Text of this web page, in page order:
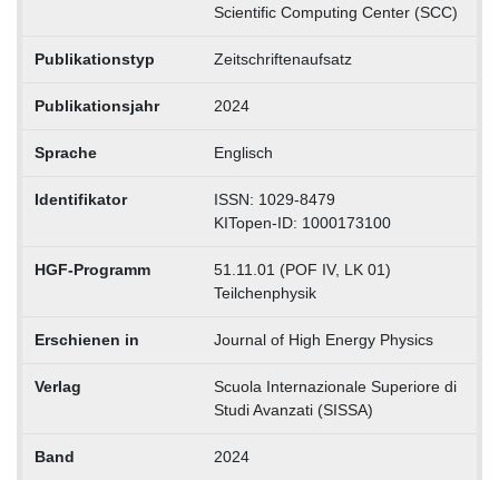
Scientific Computing Center (SCC)
Publikationstyp Zeitschriftenaufsatz
Publikationsjahr 2024
Sprache Englisch
Identifikator
ISSN: 1029-8479
KITopen-ID: 1000173100
HGF-Programm
51.11.01 (POF IV, LK 01)
Teilchenphysik
Erschienen in Journal of High Energy Physics
Verlag
Scuola Internazionale Superiore di
Studi Avanzati (SISSA)
Band 2024